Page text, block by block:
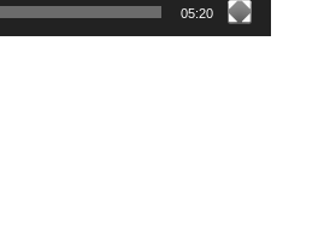
05:20